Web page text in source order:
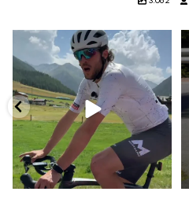
Una salita in bici, due contest e un
tramonto da...
313 7